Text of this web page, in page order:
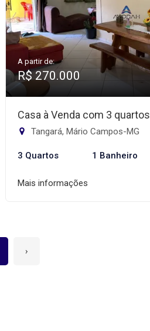
A partir de:
R$ 270.000
Casa à Venda com 3 quartos
Tangará, Mário Campos-MG
3 Quartos 1 Banheiro
Mais informações
›